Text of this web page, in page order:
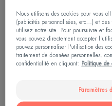
Nous utilisons des cookies pour vous
(publicités personnalisées, etc...) et
utilisez notre site. Pour poursuivre et
vous pouvez directement accepter
pouvez personnaliser l'utilisation des
traitement de données personnelles,
confidentialité en cliquant:
Politique de
Paramètres